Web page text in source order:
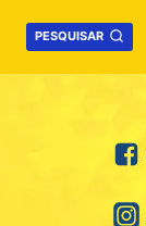
PESQUISAR